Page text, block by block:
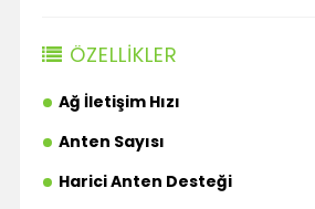
ÖZELLİKLER
Ağ İletişim Hızı
Anten Sayısı
Harici Anten Desteği